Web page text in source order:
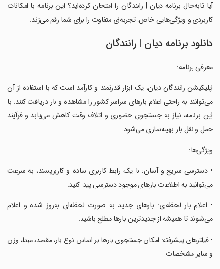
آیا تابه‌حال برنامه ‏دیان | رانندگان را امتحان کرده‌اید؟ این برنامه با امکانات
کاربردی و ویژگی‌هایی خاص، تجربه‌ای متفاوت را برای شما رقم می‌زند.
دانلود برنامه ‏دیان | رانندگان
‏معرفی برنامه:
‏اپلیکیشن رانندگان دیان، یک ابزار قدرتمند و کارآمد است که با استفاده از آن
می‌توانند به راحتی اعلام بارهای سراسر کشور را مشاهده و بار دریافت کنند. با
این برنامه، نیاز به جستجوی حضوری و اتلاف وقت کاهش می‌یابد و فرآیند
حمل و نقل بار بهینه‌سازی می‌شود.
‏ویژگی‌ها:
‏• دسترسی سریع و آسان: با یک رابط کاربری ساده و کاربرپسند، به سرعت
می‌توانید به اطلاعات بارهای موجود دسترسی پیدا کنید.
‏• اعلام بار لحظه‌ای: بارهای جدید به صورت لحظه‌ای به‌روز شده و اعلام
می‌شوند تا همیشه از جدیدترین بارها مطلع باشید.
‏• فیلترهای پیشرفته: امکان جستجوی بارها بر اساس نوع بار، مقصد، مبدا، وزن
و سایر مشخصات.